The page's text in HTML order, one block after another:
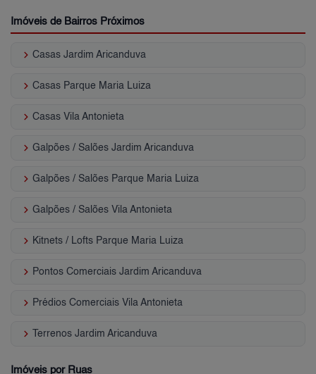
Imóveis de Bairros Próximos
keyboard_arrow_right Casas Jardim Aricanduva
keyboard_arrow_right Casas Parque Maria Luiza
keyboard_arrow_right Casas Vila Antonieta
keyboard_arrow_right Galpões / Salões Jardim Aricanduva
keyboard_arrow_right Galpões / Salões Parque Maria Luiza
keyboard_arrow_right Galpões / Salões Vila Antonieta
keyboard_arrow_right Kitnets / Lofts Parque Maria Luiza
keyboard_arrow_right Pontos Comerciais Jardim Aricanduva
keyboard_arrow_right Prédios Comerciais Vila Antonieta
keyboard_arrow_right Terrenos Jardim Aricanduva
Imóveis por Ruas